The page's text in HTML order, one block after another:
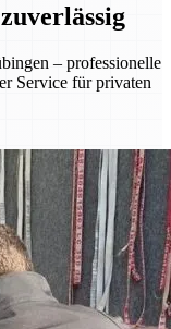
– professionelle
Service für privaten